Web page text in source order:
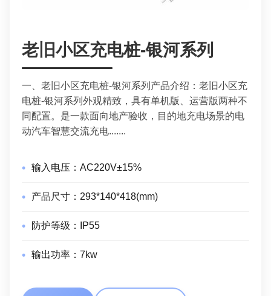
老旧小区充电桩-银河系列
一、老旧小区充电桩-银河系列产品介绍：老旧小区充
电桩-银河系列外观精致，具有单机版、运营版两种不
同配置。是一款面向地产验收，目的地充电场景的电
动汽车智慧交流充电.......
输入电压： AC220V±15%
产品尺寸： 293*140*418(mm)
防护等级： IP55
输出功率： 7kw